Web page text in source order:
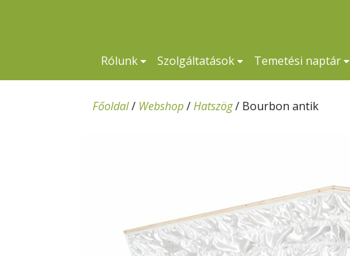
Rólunk Szolgáltatások Temetési naptár
Főoldal/ Webshop/Hatszög/ Bourbon antik